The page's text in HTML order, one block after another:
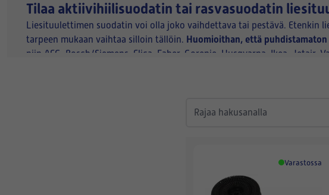
Tilaa aktiivihiilisuodatin tai rasvasuodatin
Liesituulettimen suodatin voi olla joko vaihdettava tai pestävä.
tarpeen mukaan vaihtaa silloin tällöin. Huomioithan, että
niin AEG, Bosch/Siemens, Elica, Faber, Gorenje, Husqvarna, Ikea,
Varastossa